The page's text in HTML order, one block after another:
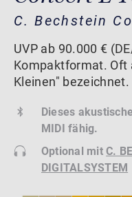
C. Bechstein
UVP ab 90.000 €
Kompaktformat. Oft
Kleinen" bezeichnet.
Dieses
MIDI fähig.
Optional mitC.
DIGITALSYSTEM